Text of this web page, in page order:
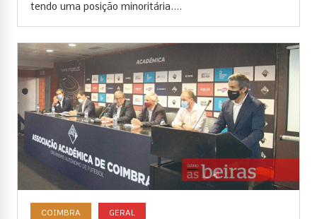
tendo uma posição minoritária....
COIMBRA GERAL